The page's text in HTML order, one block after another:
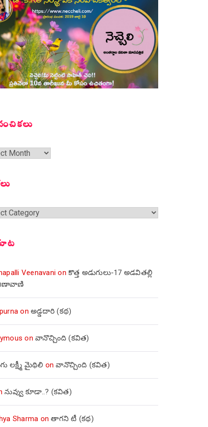
Veenavani onకొత్త అడుగులు-17 అడవితల్లి
onఅడ్డదారి (కథ)
onవానొచ్చింది (కవిత)
లక్ష్మీ మైథిలి onవానొచ్చింది (కవిత)
నువ్వు కూడా..? (కవిత)
Sharma onతాగని టీ (కథ)